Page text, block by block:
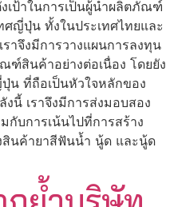
เป้าในการเป็นผู้นำผลิตภัณฑ์
ญี่ปุ่น ทั้งในประเทศไทยและ
ราจึงมีการวางแผนการลงทุน
ฑ์สินค้าอย่างต่อเนื่อง โดยยัง
น ที่ถือเป็นหัวใจหลักของ
นี้ เราจึงมีการส่งมอบสอง
บการเน้นไปที่การสร้าง
สินค้ายาสีฟันน้ำ นู้ด และนู้ด